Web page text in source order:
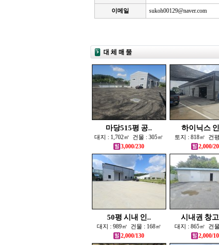
이메일 sukoh00129@naver.com
마당515평 공..
대지 : 1,702㎡ 건물 : 305㎡
3,000/230
하이닉스
토지 : 818㎡ 건
2,000/
50평 시내 인..
대지 : 989㎡ 건물 : 168㎡
2,000/130
시내권 창
대지 : 865㎡ 건
2,000/